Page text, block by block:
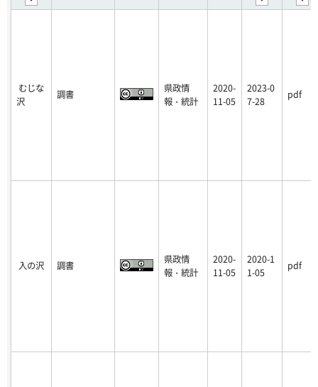
むじな
沢
調書
県政情
報・統計
2020-
11-05
2023-0
7-28
pdf
入の沢 調書
県政情
報・統計
2020-
11-05
2020-1
1-05
pdf